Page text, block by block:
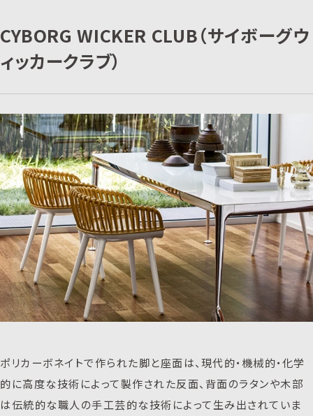
CYBORG WICKER CLUB（サイボーグウ
ィッカークラブ）
ポリカーボネイトで作られた脚と座面は、現代的・機械的・化学
的に高度な技術によって製作された反面、背面のラタンや木部
は伝統的な職人の手工芸的な技術によって生み出されていま